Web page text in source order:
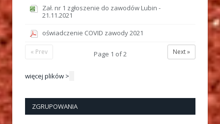
Zał. nr 1 zgłoszenie do zawodów Lubin -
21.11.2021
oświadczenie COVID zawody 2021
Next »
Page 1 of2
« Prev
więcej plików >
ZGRUPOWANIA